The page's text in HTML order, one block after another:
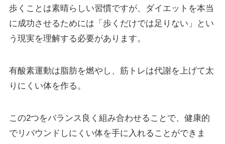
歩くことは素晴らしい習慣ですが、ダイエットを本当
に成功させるためには「歩くだけでは足りない」とい
う現実を理解する必要があります。
有酸素運動は脂肪を燃やし、筋トレは代謝を上げて太
りにくい体を作る。
この2つをバランス良く組み合わせることで、健康的
でリバウンドしにくい体を手に入れることができま